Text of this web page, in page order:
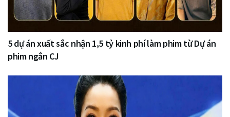
5 dự án xuất sắc nhận 1,5 tỷ kinh phí làm phim từ Dự án
phim ngắn CJ